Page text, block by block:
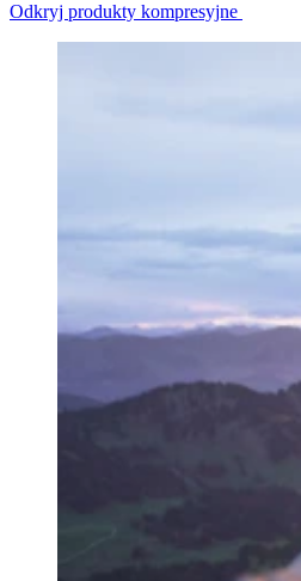
Odkryj produkty kompresyjne